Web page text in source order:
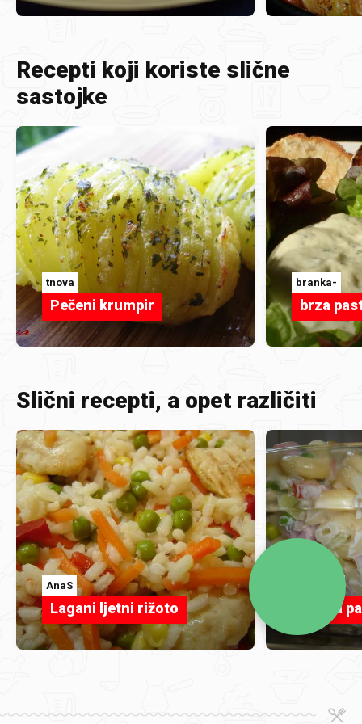
Recepti koji koriste slične
sastojke
tnova
Pečeni krumpir
branka-
brza
Slični recepti, a opet različiti
AnaS
Lagani ljetni rižoto Ljetna